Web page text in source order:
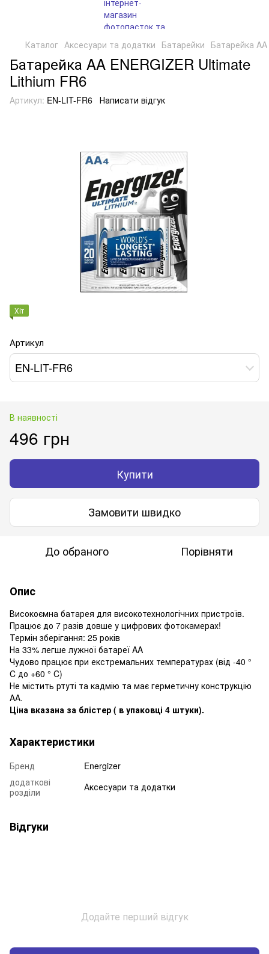
Каталог Аксесуари та додатки Батарейки Батарейка
Батарейка AA ENERGIZER Ultimate
Lithium FR6
Артикул: EN-LIT-FR6 Написати відгук
Хіт
Артикул
EN-LIT-FR6
В наявності
496 грн
Купити
Замовити швидко
До обраного Порівняти
Опис
Високоємна батарея для високотехнологічних пристроїв.
Працює до 7 разів довше у цифрових фотокамерах!
Термін зберігання: 25 років
На 33% легше лужної батареї AA
Чудово працює при екстремальних температурах (від -40 °
C до +60 ° C)
Не містить ртуті та кадмію та має герметичну конструкцію
AA.
Ціна вказана за блістер ( в упаковці 4 штуки).
Характеристики
Бренд
Energizer
додаткові
розділи
Аксесуари та додатки
Відгуки
Додайте перший відгук